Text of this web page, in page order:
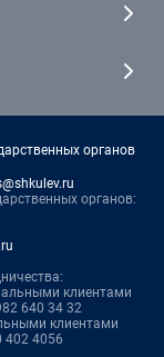
органов
органов:
клиентами
640 34 32
клиентами
402 4056